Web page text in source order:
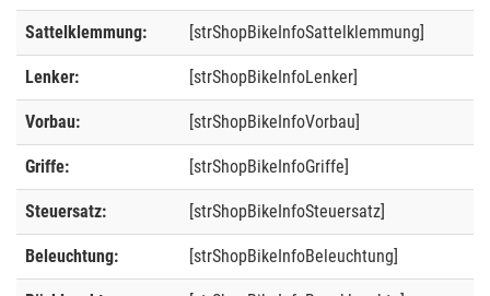
Sattelklemmung: [strShopBikeInfoSattelklemmung]
Lenker: [strShopBikeInfoLenker]
Vorbau: [strShopBikeInfoVorbau]
Griffe: [strShopBikeInfoGriffe]
Steuersatz: [strShopBikeInfoSteuersatz]
Beleuchtung: [strShopBikeInfoBeleuchtung]